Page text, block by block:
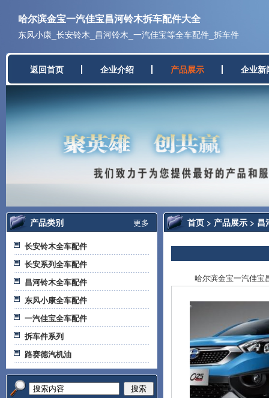
哈尔滨金宝一汽佳宝昌河铃木拆车配件大全
东风小康_长安铃木_昌河铃木_一汽佳宝等全车配件_拆车件
返回首页 企业介绍 产品展示 企业新
更多
产品类别
长安铃木全车配件
长安系列全车配件
昌河铃木全车配件
东风小康全车配件
一汽佳宝全车配件
拆车件系列
路赛德汽机油
搜索
首页 > 产品展示 > 昌
哈尔滨金宝一汽佳宝